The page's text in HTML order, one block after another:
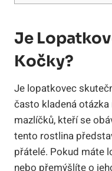
Je
Kočky?
Je lopatkovec
často kladená
mazlíčků, kteří se
tento rostlina
přátelé. Pokud máte
nebo přemýšlíte o